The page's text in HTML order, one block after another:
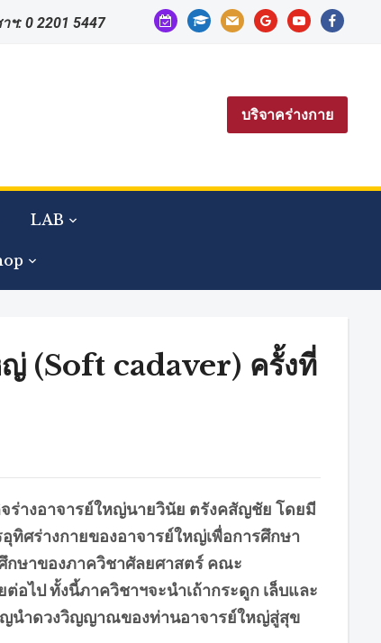
calendar-
check-
graduation-
cap
mail googleyoutubefacebook
ฯ: 0 2201 5447
บริจาคร่างกาย
LAB
ญ่ (Soft cadaver) ครั้งที่
ร่างอาจารย์ใหญ่นายวินัย ตรังคสัญชัย โดยมี
ทิศร่างกายของอาจารย์ใหญ่เพื่อการศึกษา
กษาของภาควิชาศัลยศาสตร์ คณะ
ไป ทั้งนี้ภาควิชาฯจะนำเถ้ากระดูก เล็บและ
ญนำดวงวิญญาณของท่านอาจารย์ใหญ่สู่สุข